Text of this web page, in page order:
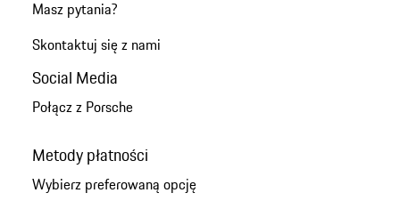
Masz pytania?
Skontaktuj się z nami
Social Media
Połącz z Porsche
Metody płatności
Wybierz preferowaną opcję